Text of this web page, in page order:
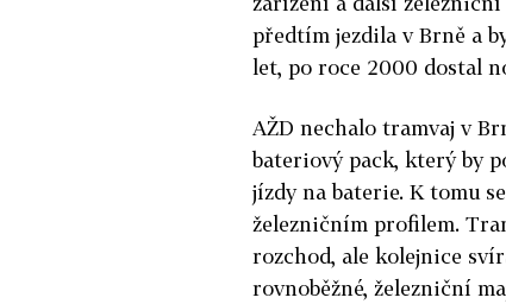
předtím jezdila v Brně a
let, po roce 2000 dostal
AŽD nechalo tramvaj v
bateriový pack, který by
jízdy na baterie. K tomu
železničním profilem.
rozchod, ale kolejnice
rovnoběžné, železniční